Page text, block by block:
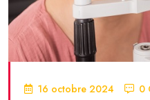
16 octobre 2024 0